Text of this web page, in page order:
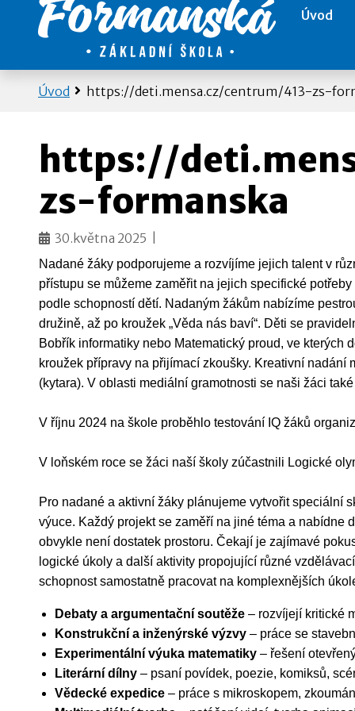
Úvod
Úvod https://deti.mensa.cz/centrum/413-zs-
https://
zs-formanska
30.května 2025 |
Nadané žáky podporujeme a rozvíjíme jejich talent v
přístupu se můžeme zaměřit na jejich specifické
podle schopností dětí. Nadaným žákům nabízíme
družině, až po kroužek „Věda nás baví“. Děti se
Bobřík informatiky nebo Matematický proud, ve
kroužek přípravy na přijímací zkoušky. Kreativní
(kytara). V oblasti mediální gramotnosti se naši žáci
V říjnu 2024 na škole proběhlo testování IQ žáků
V loňském roce se žáci naší školy zúčastnili Logické
Pro nadané a aktivní žáky plánujeme vytvořit speciální
výuce. Každý projekt se zaměří na jiné téma a nabídne
obvykle není dostatek prostoru. Čekají je zajímavé
logické úkoly a další aktivity propojující různé
schopnost samostatně pracovat na komplexnějších
Debaty a argumentační soutěže – rozvíjejí kritické
Konstrukční a inženýrské výzvy – práce se
Experimentální výuka matematiky – řešení
Literární dílny – psaní povídek, poezie, komiksů,
Vědecké expedice – práce s mikroskopem,